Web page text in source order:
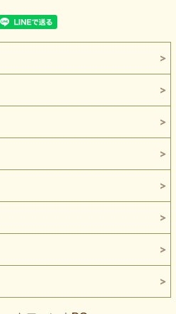
く伸びます
紺・グリーン・白系のラインを
当たり方によって、色の濃さや
ります。
グリーン・白系のラインを重ね
ックニットです。
きなグレイの面を濃色の線が区
イプです。
は暗く締まり、白系の細いライ
が加わります。
、見る位置によってグレイ・濃
ます。
異なり、起毛による陰影も柄の
く伸びます。
カーディガン、前開きの羽織
とりのあるトップス、舞台衣装
なチェックを分断しすぎず、身